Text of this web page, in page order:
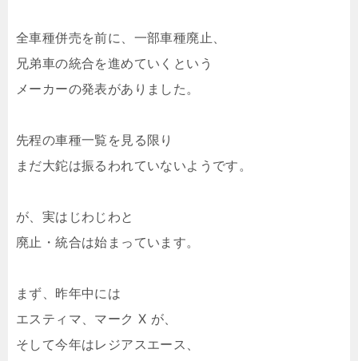
全車種併売を前に、一部車種廃止、
兄弟車の統合を進めていくという
メーカーの発表がありました。
先程の車種一覧を見る限り
まだ大鉈は振るわれていないようです。
が、実はじわじわと
廃止・統合は始まっています。
まず、昨年中には
エスティマ、マーク X が、
そして今年はレジアスエース、